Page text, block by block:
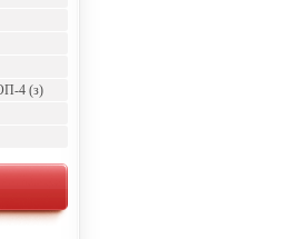
4 (з)